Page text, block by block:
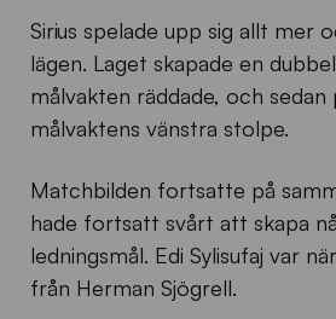
Sirius spelade upp sig allt mer
lägen. Laget skapade en
målvakten räddade, och
målvaktens vänstra stolpe.
Matchbilden fortsatte på
hade fortsatt svårt att skapa
ledningsmål. Edi Sylisufaj var
från Herman Sjögrell.